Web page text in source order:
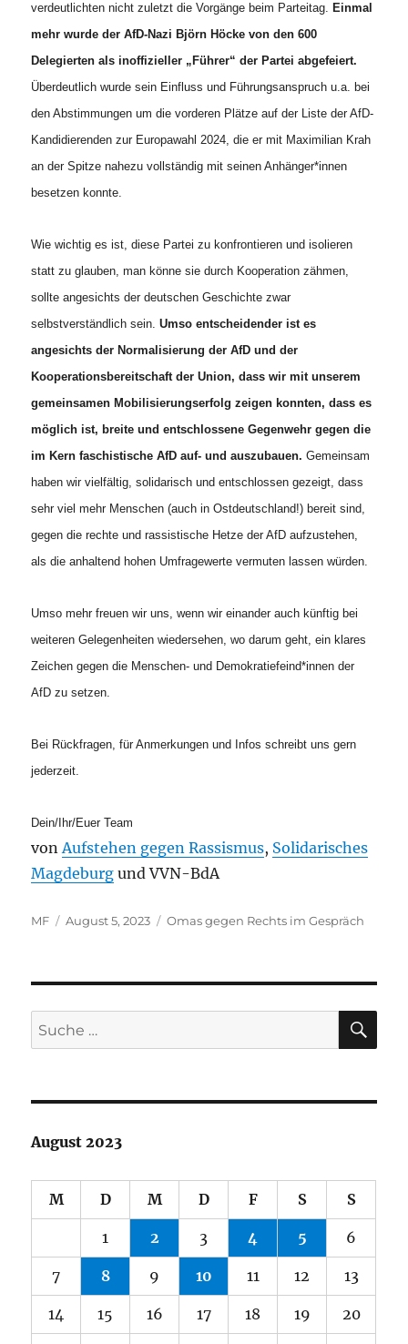
verdeutlichten nicht zuletzt die Vorgänge beim Parteitag. Einmal
mehr wurde der AfD-Nazi Björn Höcke von den 600
Delegierten als inoffizieller „Führer“ der Partei abgefeiert.
Überdeutlich wurde sein Einfluss und Führungsanspruch u.a. bei
den Abstimmungen um die vorderen Plätze auf der Liste der AfD-
Kandidierenden zur Europawahl 2024, die er mit Maximilian Krah
an der Spitze nahezu vollständig mit seinen Anhänger*innen
besetzen konnte.
Wie wichtig es ist, diese Partei zu konfrontieren und isolieren
statt zu glauben, man könne sie durch Kooperation zähmen,
sollte angesichts der deutschen Geschichte zwar
selbstverständlich sein.Umso entscheidender ist es
angesichts der Normalisierung der AfD und der
Kooperationsbereitschaft der Union, dass wir mit unserem
gemeinsamen Mobilisierungserfolg zeigen konnten, dass es
möglich ist, breite und entschlossene Gegenwehr gegen die
im Kern faschistische AfD auf- und auszubauen. Gemeinsam
haben wir vielfältig, solidarisch und entschlossen gezeigt, dass
sehr viel mehr Menschen (auch in Ostdeutschland!) bereit sind,
gegen die rechte und rassistische Hetze der AfD aufzustehen,
als die anhaltend hohen Umfragewerte vermuten lassen würden.
Umso mehr freuen wir uns, wenn wir einander auch künftig bei
weiteren Gelegenheiten wiedersehen, wo darum geht, ein klares
Zeichen gegen die Menschen- und Demokratiefeind*innen der
AfD zu setzen.
Bei Rückfragen, für Anmerkungen und Infos schreibt uns gern
jederzeit.
Dein/Ihr/Euer Team
vonAufstehen gegen Rassismus, Solidarisches
Magdeburg und VVN-BdA
Autor
MF
Veröffentlicht
August 5, 2023 Kategorien
Omas gegen Rechts im Gespräch
Suche
nach:
August 2023
M D M D F S S
1 2 3 4 5 6
7 8 9 10 11 12 13
14 15 16 17 18 19 20